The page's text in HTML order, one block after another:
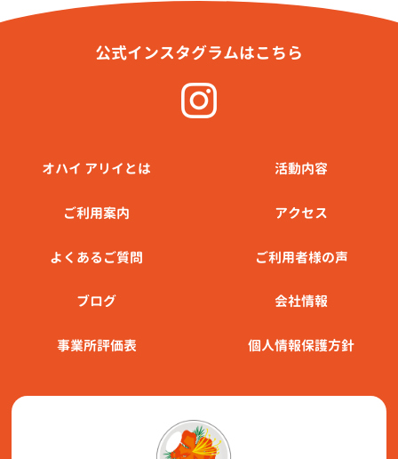
公式インスタグラムはこちら
オハイ アリイとは 活動内容
ご利⽤案内 アクセス
よくあるご質問 ご利用者様の声
ブログ 会社情報
事業所評価表 個人情報保護方針